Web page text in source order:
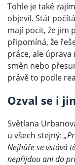
Tohle je také
objevil. Stát
mají pocit, že jim
připomíná, že
práce, ale úprava
směn nebo
právě to podle
Ozval se i
Světlana
u všech stejný:
Nejhůře se vstává
nepřijdou ani do